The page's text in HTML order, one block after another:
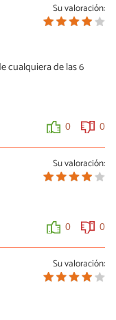
Su valoración:
cualquiera de las 6
0 0
Su valoración:
0 0
Su valoración: